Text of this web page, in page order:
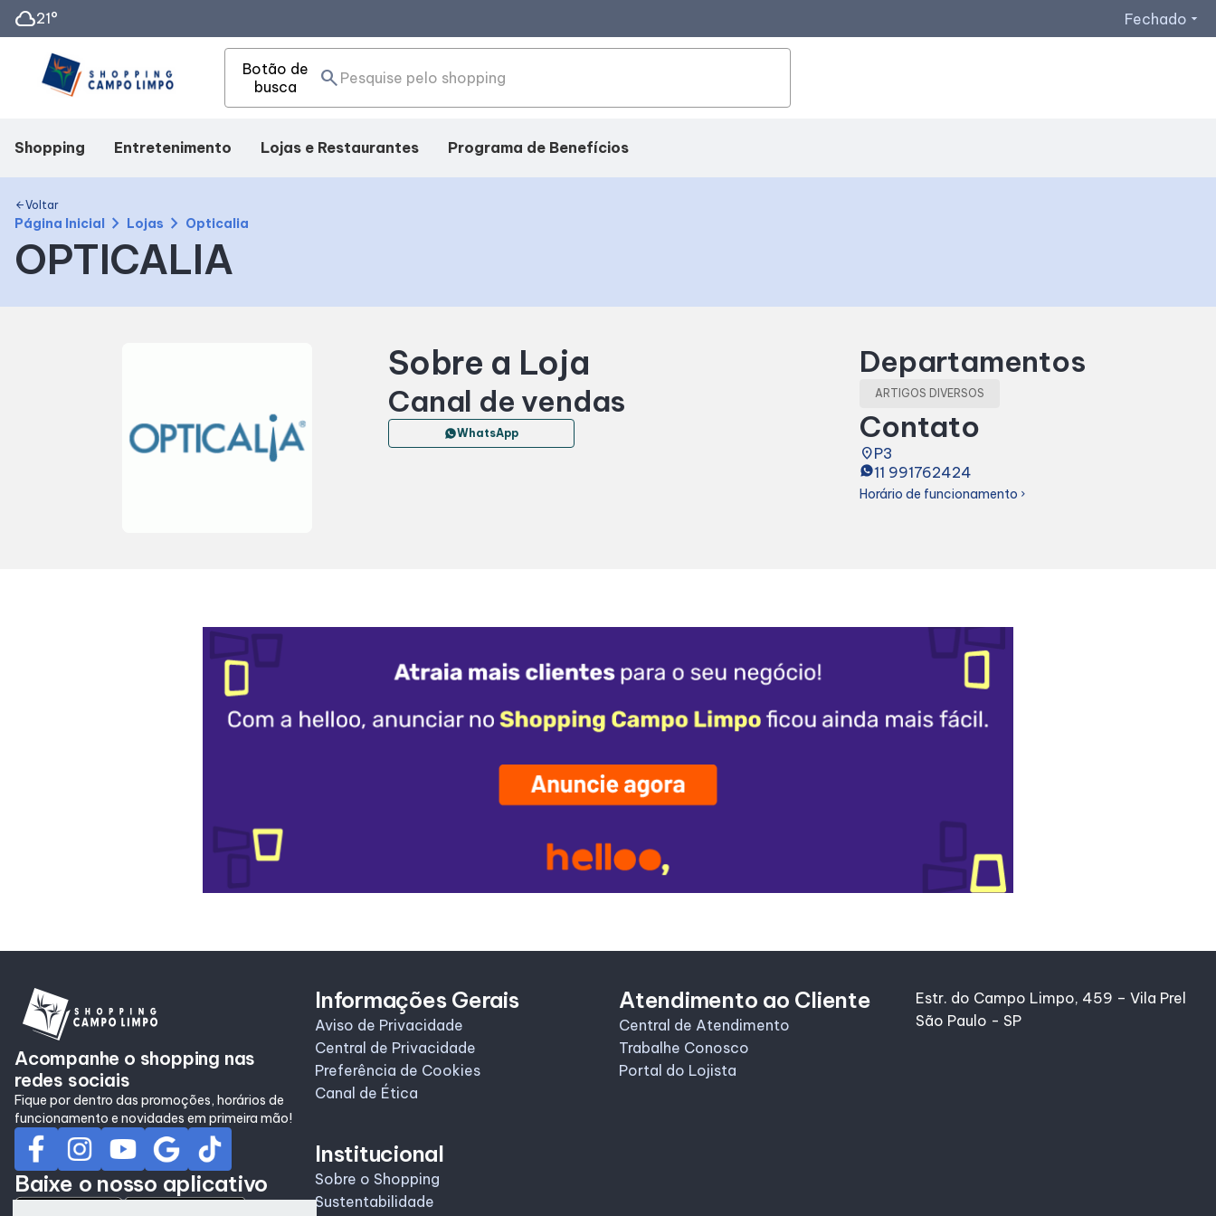
cloud21° Fechado arrow_drop_down
Botão de
busca
search
Shopping
Mapa Interno
Como Chegar
Facilidades
Entretenimento
Eventos
Fique por Dentro
Lojas e Restaurantes
Compre Online
Programa de Benefícios
arrow_backVoltar
Página Inicial chevron_right Lojas chevron_right Opticalia
OPTICALIA
Sobre a Loja
Canal de vendas
WhatsApp
Departamentos
ARTIGOS DIVERSOS
Contato
placeP3
11 991762424
Horário de funcionamento chevron_right
Acompanhe o shopping nas
redes sociais
Fique por dentro das promoções, horários de
funcionamento e novidades em primeira mão!
Baixe o nosso aplicativo
Informações Gerais
Aviso de Privacidade
Central de Privacidade
Preferência de Cookies
Canal de Ética
Institucional
Sobre o Shopping
Sustentabilidade
Atendimento ao Cliente
Central de Atendimento
Trabalhe Conosco
Portal do Lojista
Estr. do Campo Limpo, 459 – Vila Prel
São Paulo - SP